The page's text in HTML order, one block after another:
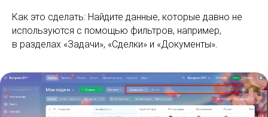
Как это сделать: Найдите данные, которые давно не
используются с помощью фильтров, например,
в разделах «Задачи», «Сделки» и «Документы».